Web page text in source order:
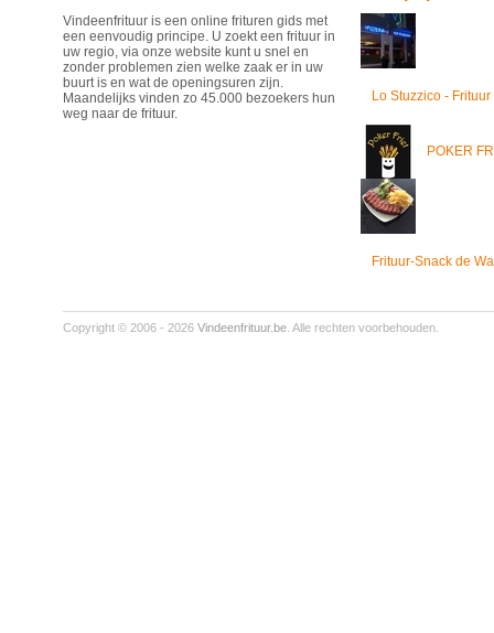
Vindeenfrituur is een online frituren gids met
een eenvoudig principe. U zoekt een frituur in
uw regio, via onze website kunt u snel en
zonder problemen zien welke zaak er in uw
buurt is en wat de openingsuren zijn.
Maandelijks vinden zo 45.000 bezoekers hun
weg naar de frituur.
Lo Stuzzico -
POKER
Frituur-Snack de
Copyright © 2006 - 2026 Vindeenfrituur.be . Alle rechten voorbehouden.